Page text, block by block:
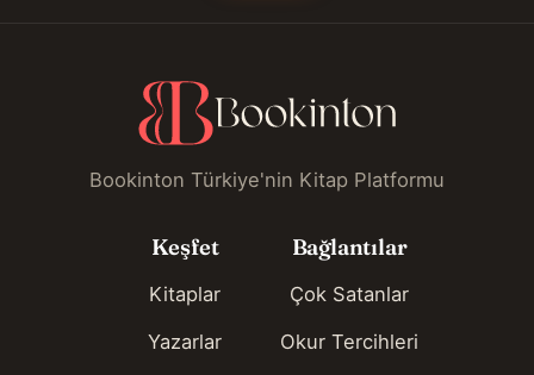
Bookinton Türkiye'nin Kitap Platformu
Keşfet
Kitaplar
Yazarlar
Bağlantılar
Çok Satanlar
Okur Tercihleri